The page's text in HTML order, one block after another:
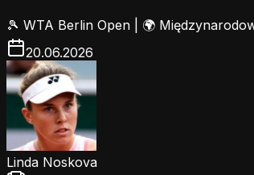
🎾 WTA Berlin Open
🌍
20.06.2026
Linda Noskova